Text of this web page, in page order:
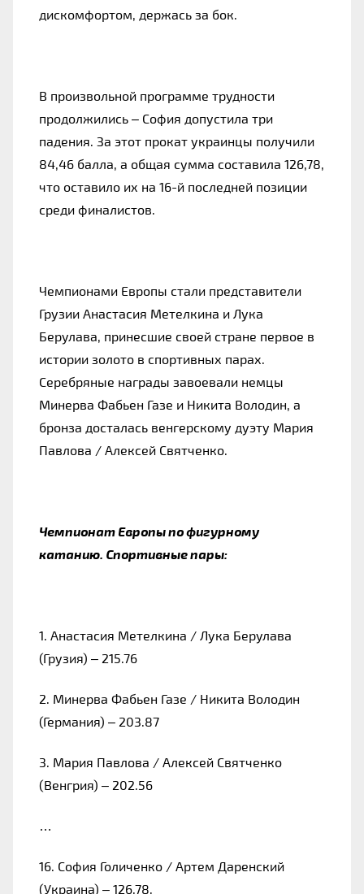
дискомфортом, держась за бок.
В произвольной программе трудности
продолжились – София допустила три
падения. За этот прокат украинцы получили
84,46 балла, а общая сумма составила 126,78,
что оставило их на 16-й последней позиции
среди финалистов.
Чемпионами Европы стали представители
Грузии Анастасия Метелкина и Лука
Берулава, принесшие своей стране первое в
истории золото в спортивных парах.
Серебряные награды завоевали немцы
Минерва Фабьен Газе и Никита Володин, а
бронза досталась венгерскому дуэту Мария
Павлова / Алексей Святченко.
Чемпионат Европы по фигурному
катанию. Спортивные пары:
1. Анастасия Метелкина / Лука Берулава
(Грузия) – 215.76
2. Минерва Фабьен Газе / Никита Володин
(Германия) – 203.87
3. Мария Павлова / Алексей Святченко
(Венгрия) – 202.56
…
16. София Голиченко / Артем Даренский
(Украина) – 126.78.